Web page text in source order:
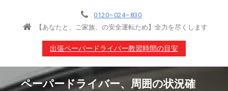
0120–024–830
【あなたと、ご家族、の安全運転ため】全力を尽くします
出張ペーパードライバー教習時間の目安
ペーパードライバー、周囲の状況確